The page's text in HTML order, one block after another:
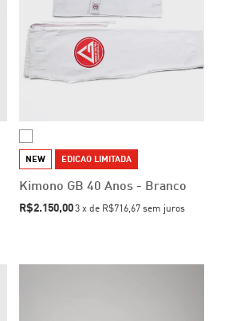
NEW EDICAO LIMITADA
Kimono GB 40 Anos - Branco
R$2.150,00 3 xde R$716,67 sem juros